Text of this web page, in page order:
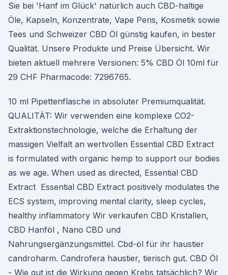
Sie bei 'Hanf im Glück' natürlich auch CBD-haltige
Öle, Kapseln, Konzentrate, Vape Pens, Kosmetik sowie
Tees und Schweizer CBD Öl günstig kaufen, in bester
Qualität. Unsere Produkte und Preise Übersicht. Wir
bieten aktuell mehrere Versionen: 5% CBD Öl 10ml für
29 CHF Pharmacode: 7296765.
10 ml Pipettenflasche in absoluter Premiumqualität.
QUALITÄT: Wir verwenden eine komplexe CO2-
Extraktionstechnologie, welche die Erhaltung der
massigen Vielfalt an wertvollen Essential CBD Extract
is formulated with organic hemp to support our bodies
as we age. When used as directed, Essential CBD
Extract Essential CBD Extract positively modulates the
ECS system, improving mental clarity, sleep cycles,
healthy inflammatory Wir verkaufen CBD Kristallen,
CBD Hanföl , Nano CBD und
Nahrungsergänzungsmittel. Cbd-öl für ihr haustier
candroharm. Candrofera haustier, tierisch gut. CBD Öl
- Wie gut ist die Wirkung gegen Krebs tatsächlich? Wir